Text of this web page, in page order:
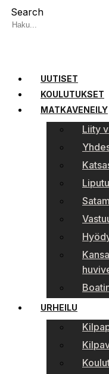
Search
UUTISET
KOULUTUKSET
MATKAVENEILY
Liity
URHEILU